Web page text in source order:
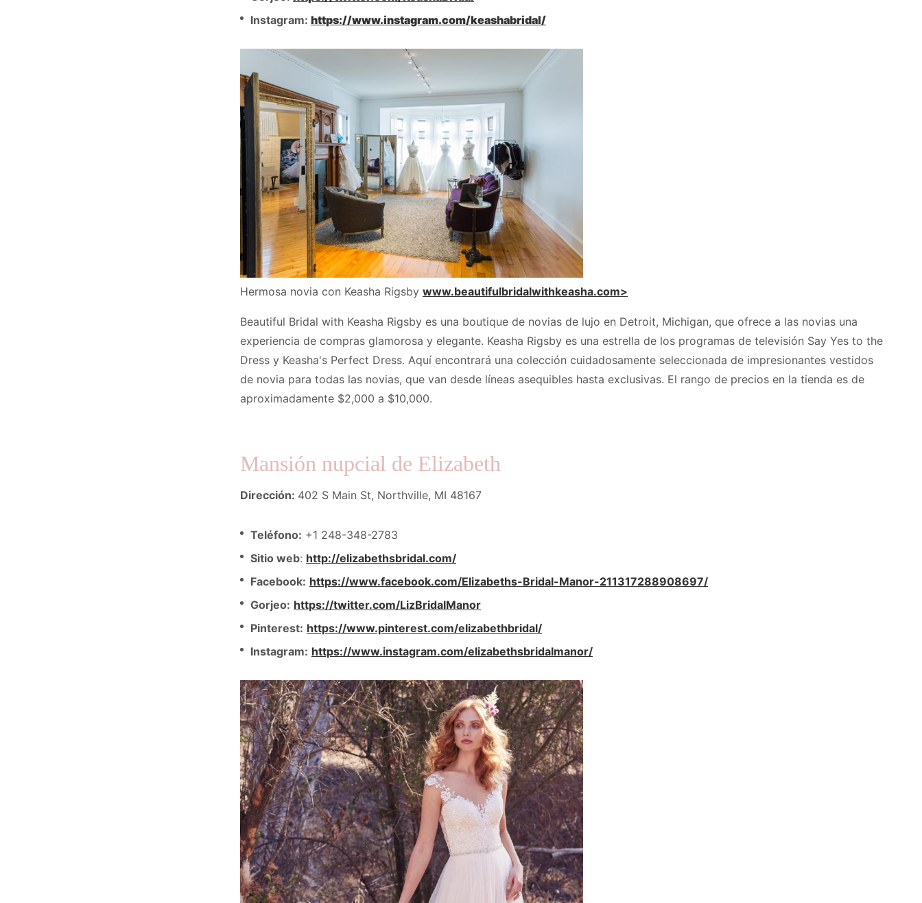
Instagram: https://www.instagram.com/keashabridal/
Hermosa novia con Keasha Rigsby www.beautifulbridalwithkeasha.com>
Beautiful Bridal with Keasha Rigsby es una boutique de novias de lujo en Detroit, Michigan, que ofrece a las novias una
experiencia de compras glamorosa y elegante. Keasha Rigsby es una estrella de los programas de televisión Say Yes to the
Dress y Keasha's Perfect Dress. Aquí encontrará una colección cuidadosamente seleccionada de impresionantes vestidos
de novia para todas las novias, que van desde líneas asequibles hasta exclusivas. El rango de precios en la tienda es de
aproximadamente $2,000 a $10,000.
Mansión nupcial de Elizabeth
Dirección: 402 S Main St, Northville, MI 48167
Teléfono: +1 248-348-2783
Sitio web: http://elizabethsbridal.com/
Facebook: https://www.facebook.com/Elizabeths-Bridal-Manor-211317288908697/
Gorjeo: https://twitter.com/LizBridalManor
Pinterest: https://www.pinterest.com/elizabethbridal/
Instagram: https://www.instagram.com/elizabethsbridalmanor/